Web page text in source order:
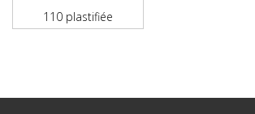
110 plastifiée